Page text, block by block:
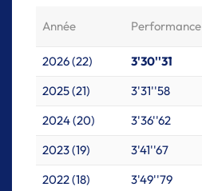
Année Performance
2026 (22)
3'30''31
2025 (21)
3'31''58
2024 (20)
3'36''62
2023 (19)
3'41''67
2022 (18)
3'49''79